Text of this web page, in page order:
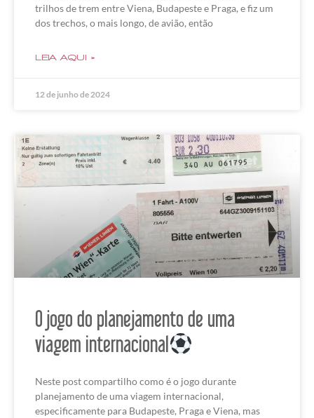
trilhos de trem entre Viena, Budapeste e Praga, e fiz um
dos trechos, o mais longo, de avião, então
LEIA AQUI »
12 de junho de 2024
O jogo do planejamento de uma
viagem internacional
Neste post compartilho como é o jogo durante
planejamento de uma viagem internacional,
especificamente para Budapeste, Praga e Viena, mas